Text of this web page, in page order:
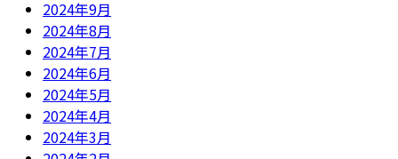
2024年9月
2024年8月
2024年7月
2024年6月
2024年5月
2024年4月
2024年3月